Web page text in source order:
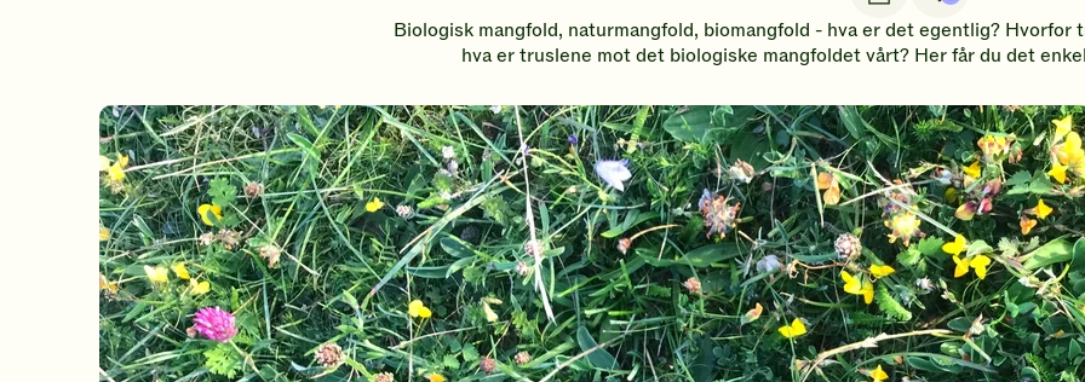
Biologisk mangfold, naturmangfold, biomangfold - hva er det egentlig? Hvorfor
hva er truslene mot det biologiske mangfoldet vårt? Her får du det